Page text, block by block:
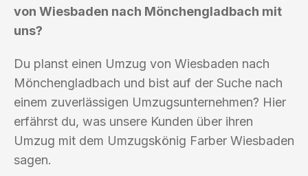
von Wiesbaden nach Mönchengladbach mit
uns?
Du planst einen Umzug von Wiesbaden nach
Mönchengladbach und bist auf der Suche nach
einem zuverlässigen Umzugsunternehmen? Hier
erfährst du, was unsere Kunden über ihren
Umzug mit dem Umzugskönig Farber Wiesbaden
sagen.